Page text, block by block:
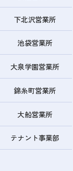
下北沢営業所
池袋営業所
大泉学園営業所
錦糸町営業所
大船営業所
テナント事業部